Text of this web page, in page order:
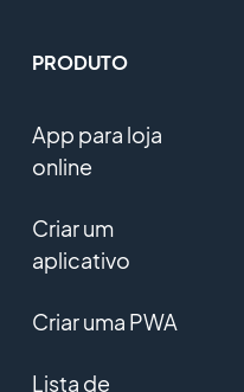
PRODUTO
App para loja
online
Criar um
aplicativo
Criar uma PWA
Lista de